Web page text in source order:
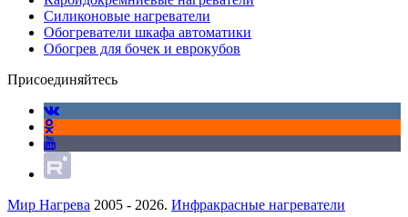
Силиконовые нагреватели
Обогреватели шкафа автоматики
Обогрев для бочек и еврокубов
Присоединяйтесь
Мир Нагрева 2005 - 2026. Инфракрасные нагреватели